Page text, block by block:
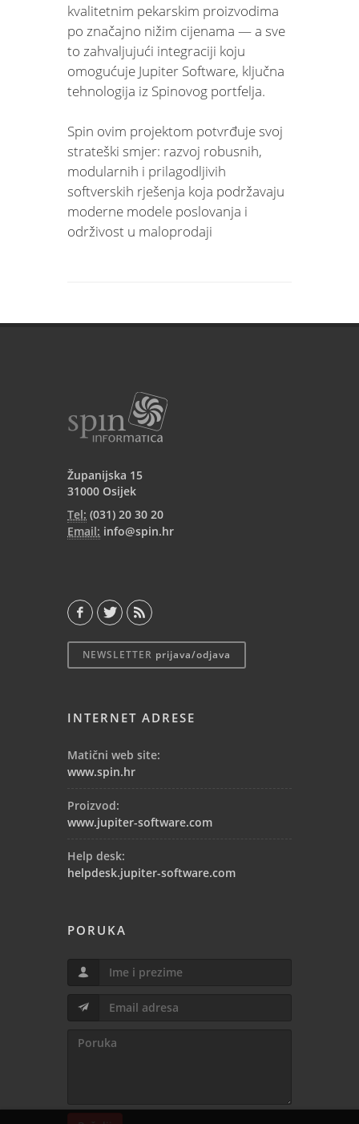
kvalitetnim pekarskim proizvodima
po značajno nižim cijenama — a sve
to zahvaljujući integraciji koju
omogućuje Jupiter Software, ključna
tehnologija iz Spinovog portfelja.
Spin ovim projektom potvrđuje svoj
strateški smjer: razvoj robusnih,
modularnih i prilagodljivih
softverskih rješenja koja podržavaju
moderne modele poslovanja i
održivost u maloprodaji
Županijska 15
31000 Osijek
Tel: (031) 20 30 20
Email: info@spin.hr
NEWSLETTER prijava/odjava
INTERNET ADRESE
Matični web site:
www.spin.hr
Proizvod:
www.jupiter-software.com
Help desk:
helpdesk.jupiter-software.com
PORUKA